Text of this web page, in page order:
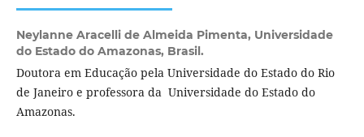
Neylanne Aracelli de Almeida Pimenta, Universidade
do Estado do Amazonas, Brasil.
Doutora em Educação pela Universidade do Estado do Rio
de Janeiro e professora da Universidade do Estado do
Amazonas.